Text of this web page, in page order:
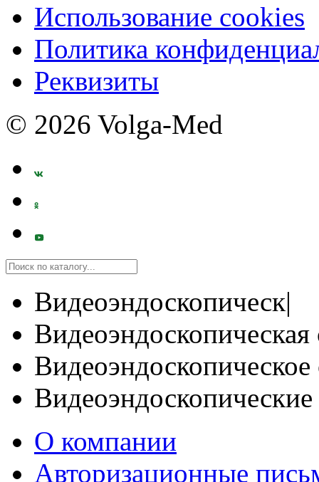
Использование cookies
Политика
Реквизиты
© 2026 Volga-Med
Видеоэндоскопическ|
Видеоэндоскопическая
О компании
Авторизационные